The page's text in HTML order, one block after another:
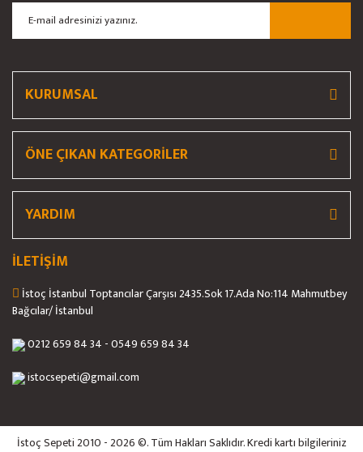
KURUMSAL
ÖNE ÇIKAN KATEGORİLER
YARDIM
İLETİŞİM
İstoç İstanbul Toptancılar Çarşısı 2435.Sok 17.Ada No:114 Mahmutbey
Bağcılar/ İstanbul
0212 659 84 34 - 0549 659 84 34
istocsepeti@gmail.com
İstoç Sepeti 2010 - 2026 ©. Tüm Hakları Saklıdır. Kredi kartı bilgileriniz